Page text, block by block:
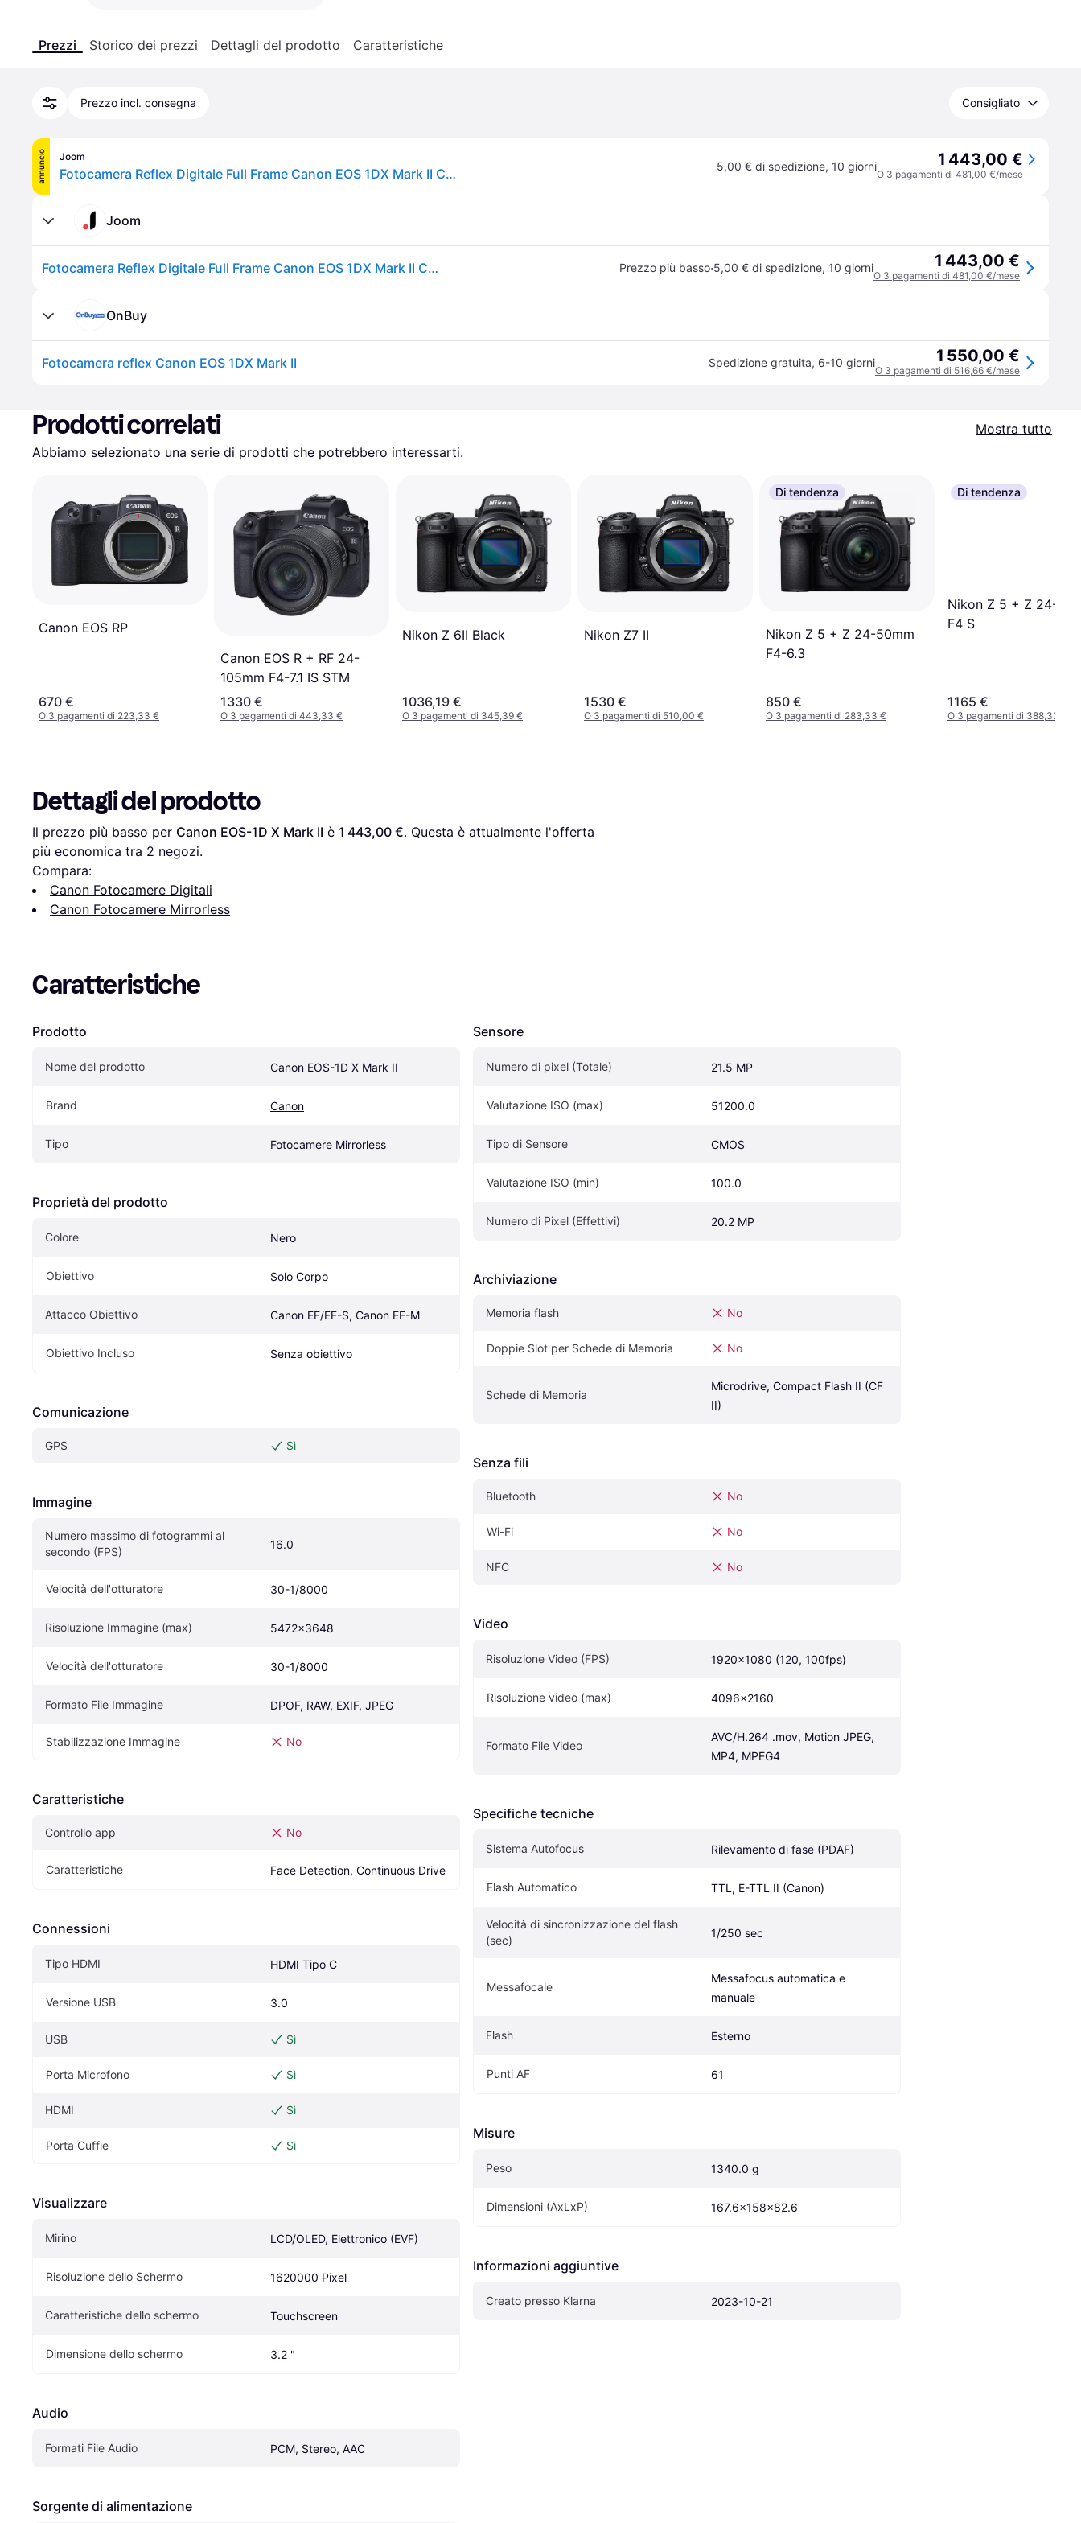
Prezzi Storico dei prezzi Dettagli del prodotto Caratteristiche
Prezzo incl. consegna Consigliato
annuncio Joom
Fotocamera Reflex Digitale Full Frame Canon EOS 1DX Mark II Corpo nero 5,00 € di spedizione, 10 giorni 1 443,00 €
O 3 pagamenti di 481,00 €/mese
Joom
Fotocamera Reflex Digitale Full Frame Canon EOS 1DX Mark II Corpo nero Prezzo più basso·5,00 € di spedizione, 10 giorni 1 443,00 €
O 3 pagamenti di 481,00 €/mese
OnBuy
Fotocamera reflex Canon EOS 1DX Mark II Spedizione gratuita, 6-10 giorni 1 550,00 €
O 3 pagamenti di 516,66 €/mese
Prodotti correlati
Mostra tutto
Abbiamo selezionato una serie di prodotti che potrebbero interessarti.
Canon EOS RP
670 €
O 3 pagamenti di 223,33 €
Canon EOS R + RF 24-
105mm F4-7.1 IS STM
1330 €
O 3 pagamenti di 443,33 €
Nikon Z 6II Black
1036,19 €
O 3 pagamenti di 345,39 €
Nikon Z7 II
1530 €
O 3 pagamenti di 510,00 €
Di tendenza
Nikon Z 5 + Z 24-50mm
F4-6.3
850 €
O 3 pagamenti di 283,33 €
Di tendenza
Nikon Z 5 + Z 24-
F4 S
1165 €
O 3 pagamenti di 388,33 €
Dettagli del prodotto
Il prezzo più basso per Canon EOS-1D X Mark II è 1 443,00 €. Questa è attualmente l'offerta
più economica tra 2 negozi.
Compara:
Canon Fotocamere Digitali
Canon Fotocamere Mirrorless
Caratteristiche
Prodotto
Nome del prodotto Canon EOS-1D X Mark II
Brand Canon
Tipo Fotocamere Mirrorless
Proprietà del prodotto
Colore Nero
Obiettivo Solo Corpo
Attacco Obiettivo Canon EF/EF-S, Canon EF-M
Obiettivo Incluso Senza obiettivo
Comunicazione
GPS Sì
Immagine
Numero massimo di fotogrammi al
secondo (FPS)
16.0
Velocità dell'otturatore 30-1/8000
Risoluzione Immagine (max) 5472x3648
Velocità dell'otturatore 30-1/8000
Formato File Immagine DPOF, RAW, EXIF, JPEG
Stabilizzazione Immagine No
Caratteristiche
Controllo app No
Caratteristiche Face Detection, Continuous Drive
Connessioni
Tipo HDMI HDMI Tipo C
Versione USB 3.0
USB Sì
Porta Microfono Sì
HDMI Sì
Porta Cuffie Sì
Visualizzare
Mirino LCD/OLED, Elettronico (EVF)
Risoluzione dello Schermo 1620000 Pixel
Caratteristiche dello schermo Touchscreen
Dimensione dello schermo 3.2 "
Audio
Formati File Audio PCM, Stereo, AAC
Sorgente di alimentazione
Sensore
Numero di pixel (Totale) 21.5 MP
Valutazione ISO (max) 51200.0
Tipo di Sensore CMOS
Valutazione ISO (min) 100.0
Numero di Pixel (Effettivi) 20.2 MP
Archiviazione
Memoria flash No
Doppie Slot per Schede di Memoria No
Schede di Memoria
Microdrive, Compact Flash II (CF
II)
Senza fili
Bluetooth No
Wi-Fi No
NFC No
Video
Risoluzione Video (FPS) 1920x1080 (120, 100fps)
Risoluzione video (max) 4096x2160
Formato File Video
AVC/H.264 .mov, Motion JPEG,
MP4, MPEG4
Specifiche tecniche
Sistema Autofocus Rilevamento di fase (PDAF)
Flash Automatico TTL, E-TTL II (Canon)
Velocità di sincronizzazione del flash
(sec)
1/250 sec
Messafocale
Messafocus automatica e
manuale
Flash Esterno
Punti AF 61
Misure
Peso 1340.0 g
Dimensioni (AxLxP) 167.6x158x82.6
Informazioni aggiuntive
Creato presso Klarna 2023-10-21